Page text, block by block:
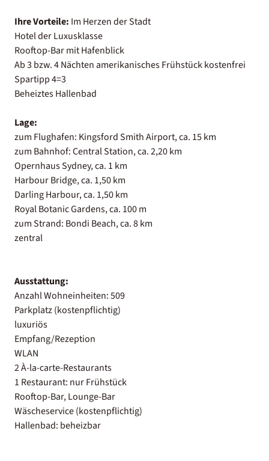
Ihre Vorteile: Im Herzen der Stadt
Hotel der Luxusklasse
Rooftop-Bar mit Hafenblick
Ab 3 bzw. 4 Nächten amerikanisches Frühstück kostenfrei
Spartipp 4=3
Beheiztes Hallenbad
Lage:
zum Flughafen: Kingsford Smith Airport, ca. 15 km
zum Bahnhof: Central Station, ca. 2,20 km
Opernhaus Sydney, ca. 1 km
Harbour Bridge, ca. 1,50 km
Darling Harbour, ca. 1,50 km
Royal Botanic Gardens, ca. 100 m
zum Strand: Bondi Beach, ca. 8 km
zentral
Ausstattung:
Anzahl Wohneinheiten: 509
Parkplatz (kostenpflichtig)
luxuriös
Empfang/Rezeption
WLAN
2 À-la-carte-Restaurants
1 Restaurant: nur Frühstück
Rooftop-Bar, Lounge-Bar
Wäscheservice (kostenpflichtig)
Hallenbad: beheizbar